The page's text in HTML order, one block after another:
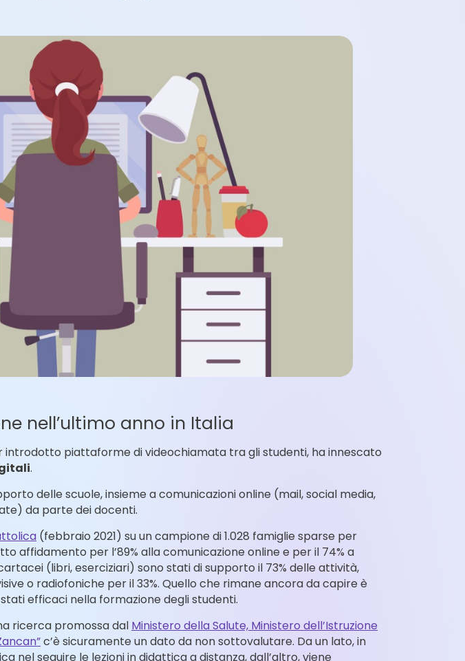
nell’ultimo anno in Italia
introdotto piattaforme di videochiamata tra gli studenti, ha innescato
.
delle scuole, insieme a comunicazioni online (mail, social media,
da parte dei docenti.
(febbraio 2021) su un campione di 1.028 famiglie sparse per
affidamento per l’89% alla comunicazione online e per il 74% a
(libri, eserciziari) sono stati di supporto il 73% delle attività,
o radiofoniche per il 33%. Quello che rimane ancora da capire è
efficaci nella formazione degli studenti.
ricerca promossa dal Ministero della Salute, Ministero dell’Istruzione
c’è sicuramente un dato da non sottovalutare. Da un lato, in
nel seguire le lezioni in didattica a distanza, dall’altro, viene